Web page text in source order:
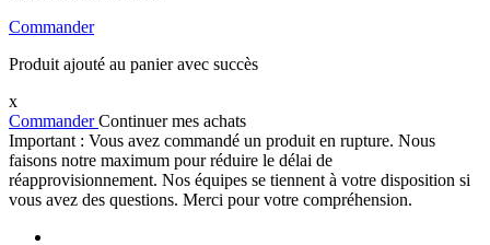
Commander
Produit ajouté au panier avec succès
x
CommanderContinuer mes achats
Important : Vous avez commandé un produit en rupture. Nous
faisons notre maximum pour réduire le délai de
réapprovisionnement. Nos équipes se tiennent à votre disposition si
vous avez des questions. Merci pour votre compréhension.